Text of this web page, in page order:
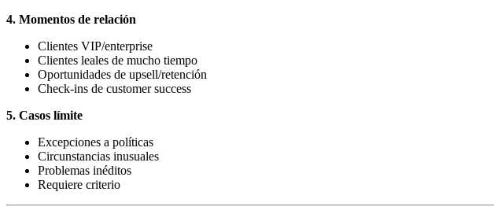
4. Momentos de relación
Clientes VIP/enterprise
Clientes leales de mucho tiempo
Oportunidades de upsell/retención
Check-ins de customer success
5. Casos límite
Excepciones a políticas
Circunstancias inusuales
Problemas inéditos
Requiere criterio